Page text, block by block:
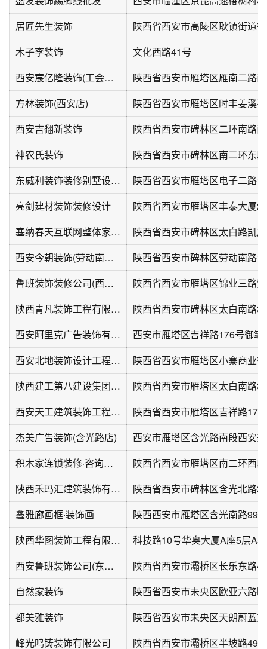
居匠先生装饰
陕西省西安市高陵区耿镇街道
木子李装饰
文化西路41号
西安宸亿隆装饰(工会爱心驿站)
陕西省西安市雁塔区雁南二路
方林装饰(西安店)
西安吉翻新装饰
神农氏装饰
陕西省西安市碑林区南二环东
东威利装饰装修别墅设计中心
亮剑建材装饰装修设计
陕西省西安市雁塔区丰泰大厦
塞纳春天互联网整体家装(西安店)
陕西省西安市碑林区太白路凯
西安今朝装饰(劳动南路店)
陕西省西安市碑林区劳动南路
鲁班装饰装修公司(西安高新店)
陕西青凡装饰工程有限公司
西安阿里克广告装饰有限公司
西安北地装饰设计工程有限公司
陕西省西安市雁塔区小寨商业
陕西建工第八建设集团装饰工程公司
陕西省西安市雁塔区太白南路
西安天工建筑装饰工程总公司
杰美广告装饰(含光路店)
积木家连锁装修·咨询中心
陕西禾玛汇建筑装饰有限公司
鑫雅廊画框·装饰画
陕西西安市雁塔区含光南路99号
陕西华图装饰工程有限责任公司
科技路10号华奥大厦A座5层
西安鲁班装饰公司(东郊店)
自然家装饰
都美雅装饰
峰光鸣铸装饰有限公司